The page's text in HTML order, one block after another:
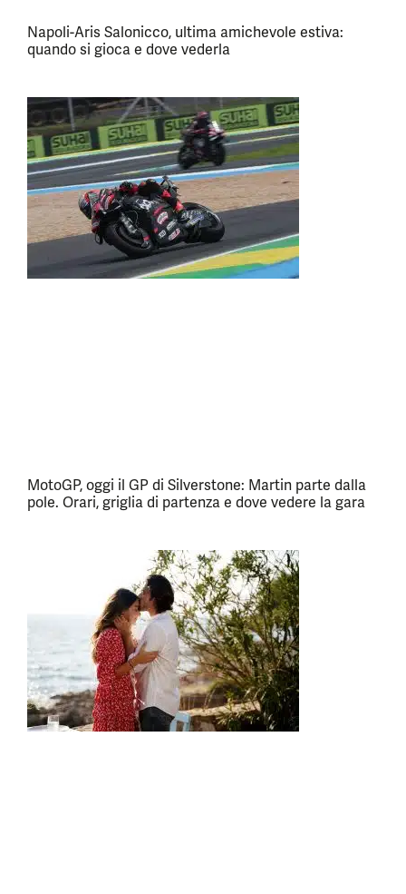
Napoli-Aris Salonicco, ultima amichevole estiva:
quando si gioca e dove vederla
MotoGP, oggi il GP di Silverstone: Martin parte dalla
pole. Orari, griglia di partenza e dove vedere la gara